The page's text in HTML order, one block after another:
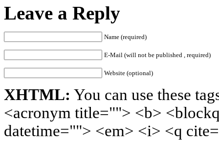
Leave a Reply
Name (required)
E-Mail (will not be published , required)
Website (optional)
XHTML: You can use these
<acronym title=""> <b>
datetime=""> <em> <i> <q